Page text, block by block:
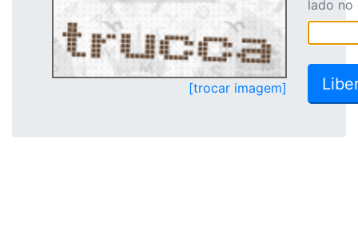
[trocar imagem]
lado no